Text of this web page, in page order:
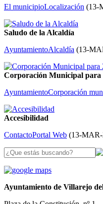
El municipioLocalización (13-
Saludo de la Alcaldía
AyuntamientoAlcaldía (13-
Corporación Municipal para
AyuntamientoCorporación
Accesibilidad
ContactoPortal Web (13-
Ayuntamiento de Villarejo